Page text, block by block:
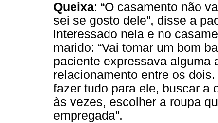
Queixa: “O casamento não
sei se gosto dele”, disse a
interessado nela e no
marido: “Vai tomar um bom
paciente expressava alguma
relacionamento entre os
fazer tudo para ele, buscar a
às vezes, escolher a roupa
empregada”.